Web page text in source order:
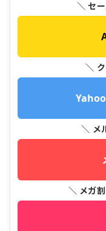
＼ セ
＼
＼ メ
＼ メガ